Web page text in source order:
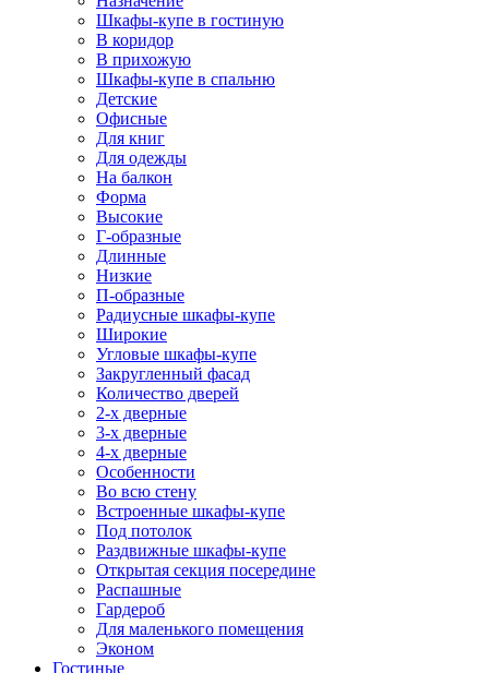
Шкафы-купе в гостиную
В коридор
В прихожую
Шкафы-купе в спальню
Детские
Офисные
Для книг
Для одежды
На балкон
Форма
Высокие
Г-образные
Длинные
Низкие
П-образные
Радиусные шкафы-купе
Широкие
Угловые шкафы-купе
Закругленный фасад
Количество дверей
2-х дверные
3-х дверные
4-х дверные
Особенности
Во всю стену
Встроенные шкафы-купе
Под потолок
Раздвижные шкафы-купе
Открытая секция посередине
Распашные
Гардероб
Для маленького помещения
Эконом
Гостиные